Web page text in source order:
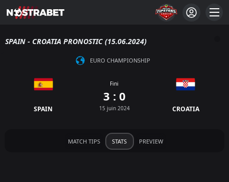
SPAIN - CROATIA PRONOSTIC (15.06.2024)
EURO CHAMPIONSHIP
SPAIN
Fini
3 : 0
15 juin 2024 CROATIA
MATCH TIPS STATS PREVIEW